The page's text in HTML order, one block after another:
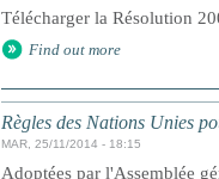
Télécharger la Résolution
Find out more
Règles des Nations Unies
MAR, 25/11/2014 - 18:15
Adoptées par l'Assemblée